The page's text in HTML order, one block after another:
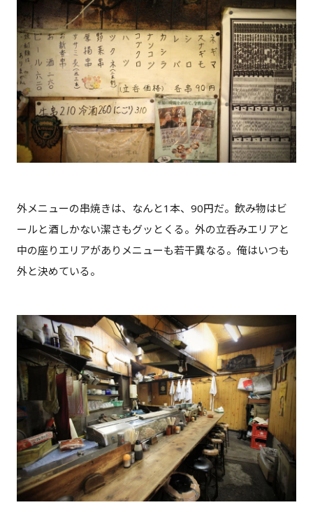
外メニューの串焼きは、なんと1本、90円だ。飲み物はビ
ールと酒しかない潔さもグッとくる。外の立呑みエリアと
中の座りエリアがありメニューも若干異なる。俺はいつも
外と決めている。